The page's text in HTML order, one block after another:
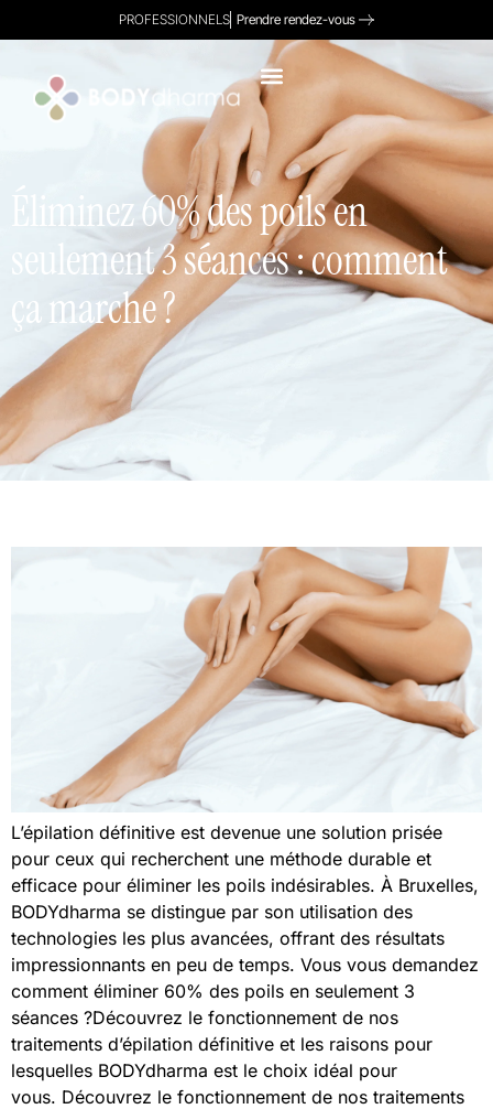
PROFESSIONNELS Prendre rendez-vous
Éliminez 60% des poils en
seulement 3 séances : comment
ça marche ?
L’épilation définitive est devenue une solution prisée
pour ceux qui recherchent une méthode durable et
efficace pour éliminer les poils indésirables. À Bruxelles,
BODYdharma se distingue par son utilisation des
technologies les plus avancées, offrant des résultats
impressionnants en peu de temps. Vous vous demandez
comment éliminer 60% des poils en seulement 3
séances ?Découvrez le fonctionnement de nos
traitements d’épilation définitive et les raisons pour
lesquelles BODYdharma est le choix idéal pour
vous. Découvrez le fonctionnement de nos traitements